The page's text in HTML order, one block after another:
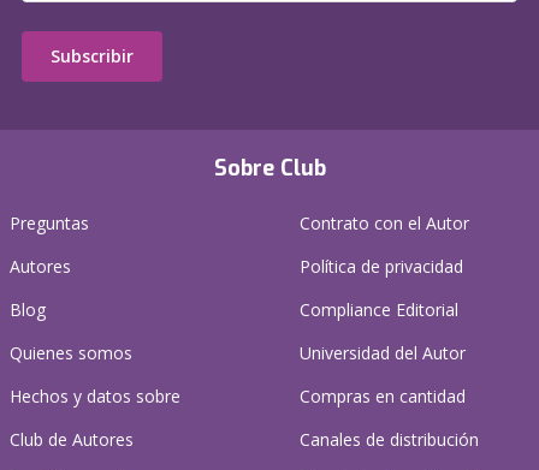
Sobre Club
Preguntas
Autores
Blog
Quienes somos
Hechos y datos sobre
Club de Autores
Contrato con el Autor
Política de privacidad
Compliance Editorial
Universidad del Autor
Compras en cantidad
Canales de distribución
Subscribir